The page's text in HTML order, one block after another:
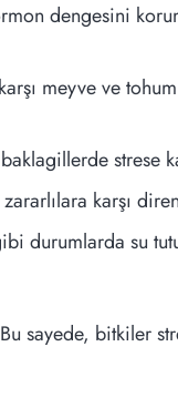
dengesini
meyve ve
strese
karşı
su
bitkiler